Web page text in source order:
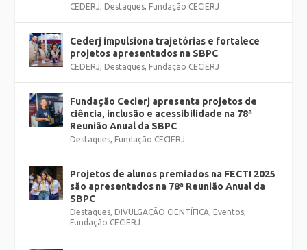
CEDERJ, Destaques, Fundação CECIERJ
Cederj impulsiona trajetórias e fortalece
projetos apresentados na SBPC
CEDERJ, Destaques, Fundação CECIERJ
Fundação Cecierj apresenta projetos de
ciência, inclusão e acessibilidade na 78ª
Reunião Anual da SBPC
Destaques, Fundação CECIERJ
Projetos de alunos premiados na FECTI 2025
são apresentados na 78ª Reunião Anual da
SBPC
Destaques, DIVULGAÇÃO CIENTÍFICA, Eventos,
Fundação CECIERJ